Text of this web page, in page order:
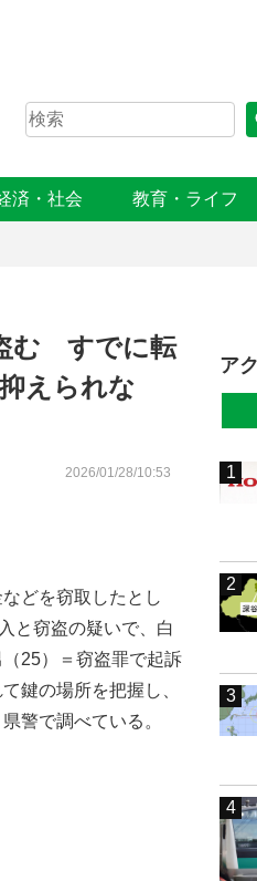
済・社会 教育・ライフ
む すでに転
えられな
2026/01/28/10:53
どを窃取したとし
と窃盗の疑いで、白
25）＝窃盗罪で起訴
鍵の場所を把握し、
警で調べている。
ア